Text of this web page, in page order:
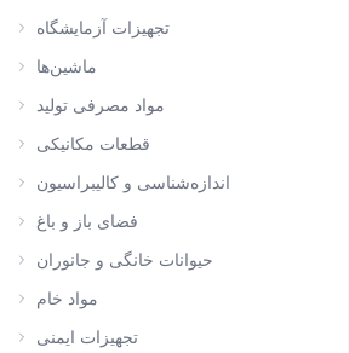
تجهیزات آزمایشگاه
ماشین‌ها
مواد مصرفی تولید
قطعات مکانیکی
اندازه‌شناسی و کالیبراسیون
فضای باز و باغ
حیوانات خانگی و جانوران
مواد خام
تجهیزات ایمنی